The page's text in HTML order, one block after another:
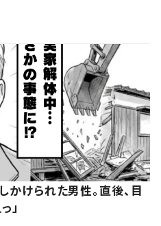
けられた男性。直後、目
」